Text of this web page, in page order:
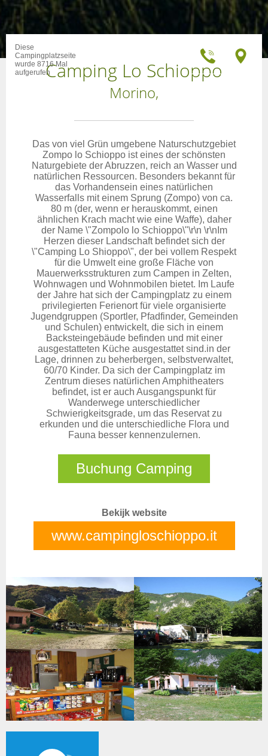
Diese
Campingplatzseite
wurde 8716 Mal
aufgerufenCamping Lo Schioppo
Morino,
Das von viel Grün umgebene Naturschutzgebiet
Zompo lo Schioppo ist eines der schönsten
Naturgebiete der Abruzzen, reich an Wasser und
natürlichen Ressourcen. Besonders bekannt für
das Vorhandensein eines natürlichen
Wasserfalls mit einem Sprung (Zompo) von ca.
80 m (der, wenn er herauskommt, einen
ähnlichen Krach macht wie eine Waffe), daher
der Name \"Zompolo lo Schioppo\"\r\n \r\nIm
Herzen dieser Landschaft befindet sich der
\"Camping Lo Shioppo\", der bei vollem Respekt
für die Umwelt eine große Fläche von
Mauerwerksstrukturen zum Campen in Zelten,
Wohnwagen und Wohnmobilen bietet. Im Laufe
der Jahre hat sich der Campingplatz zu einem
privilegierten Ferienort für viele organisierte
Jugendgruppen (Sportler, Pfadfinder, Gemeinden
und Schulen) entwickelt, die sich in einem
Backsteingebäude befinden und mit einer
ausgestatteten Küche ausgestattet sind.in der
Lage, drinnen zu beherbergen, selbstverwaltet,
60/70 Kinder. Da sich der Campingplatz im
Zentrum dieses natürlichen Amphitheaters
befindet, ist er auch Ausgangspunkt für
Wanderwege unterschiedlicher
Schwierigkeitsgrade, um das Reservat zu
erkunden und die unterschiedliche Flora und
Fauna besser kennenzulernen.
Buchung Camping
Bekijk website
www.campingloschioppo.it